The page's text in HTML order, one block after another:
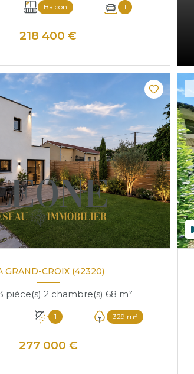
Balcon 1
218 400 €
GRAND-CROIX (42320)
Maison 3 pièce(s) 2 chambre(s) 68 m²
1 329 m²
277 000 €